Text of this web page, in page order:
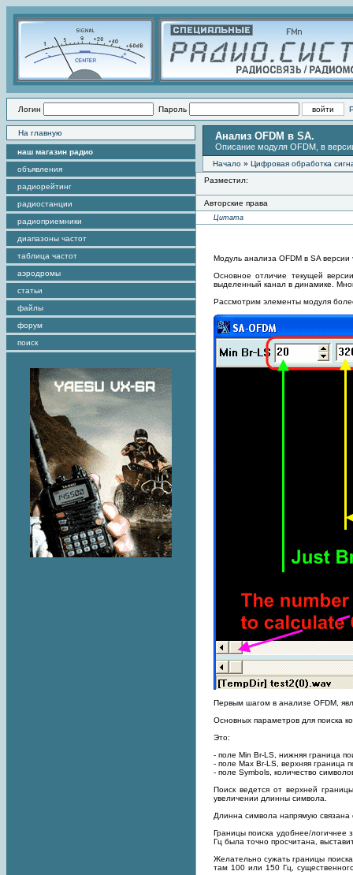
Логин Пароль
На главную
наш магазин радио
объявления
радиорейтинг
радиостанции
радиоприемники
диапазоны частот
таблица частот
аэродромы
статьи
файлы
форум
поиск
Анализ OFDM в SA.
Описание модуля OFDM, в
Начало » Цифровая обработка
Разместил:
Авторские права
Цитата
Модуль анализа OFDM в SA версии
Основное отличие текущей
выделенный канал в динамике.
Рассмотрим элементы модуля
Первым шагом в анализе OFDM,
Основных параметров для поиска
Это:
- поле Min Br-LS, нижняя граница
- поле Max Br-LS, верхняя граница
- поле Symbols, количество
Поиск ведется от верхней
увеличении длинны символа.
Длинна символа напрямую связана
Границы поиска удобнее/логичнее
Гц была точно просчитана,
Желательно сужать границы
там 100 или 150 Гц,